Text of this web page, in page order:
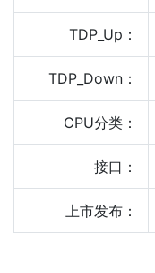
TDP_Up：
TDP_Down：
CPU分类：
接口：
上市发布：